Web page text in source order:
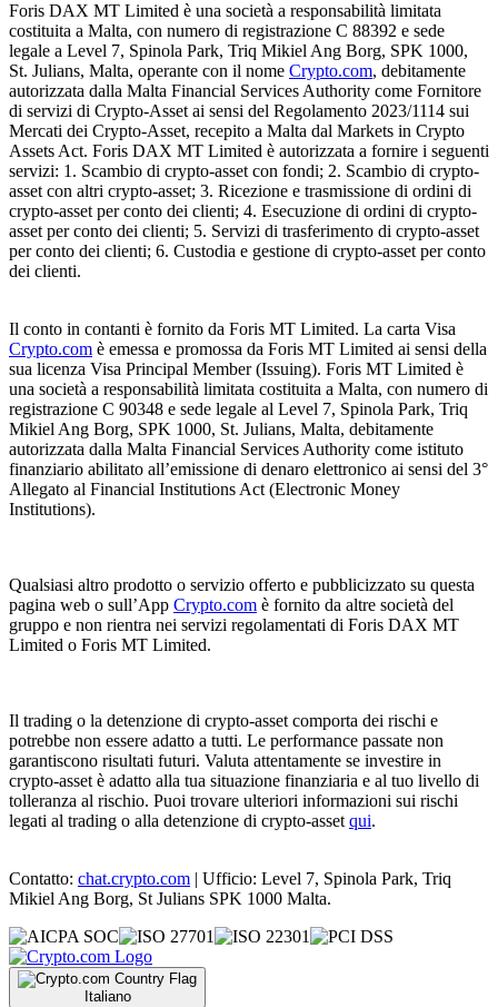
Foris DAX MT Limited è una società a responsabilità limitata
costituita a Malta, con numero di registrazione C 88392 e sede
legale a Level 7, Spinola Park, Triq Mikiel Ang Borg, SPK 1000,
St. Julians, Malta, operante con il nome Crypto.com, debitamente
autorizzata dalla Malta Financial Services Authority come Fornitore
di servizi di Crypto-Asset ai sensi del Regolamento 2023/1114 sui
Mercati dei Crypto-Asset, recepito a Malta dal Markets in Crypto
Assets Act. Foris DAX MT Limited è autorizzata a fornire i seguenti
servizi: 1. Scambio di crypto-asset con fondi; 2. Scambio di crypto-
asset con altri crypto-asset; 3. Ricezione e trasmissione di ordini di
crypto-asset per conto dei clienti; 4. Esecuzione di ordini di crypto-
asset per conto dei clienti; 5. Servizi di trasferimento di crypto-asset
per conto dei clienti; 6. Custodia e gestione di crypto-asset per conto
dei clienti.
Il conto in contanti è fornito da Foris MT Limited. La carta Visa
Crypto.com è emessa e promossa da Foris MT Limited ai sensi della
sua licenza Visa Principal Member (Issuing). Foris MT Limited è
una società a responsabilità limitata costituita a Malta, con numero di
registrazione C 90348 e sede legale al Level 7, Spinola Park, Triq
Mikiel Ang Borg, SPK 1000, St. Julians, Malta, debitamente
autorizzata dalla Malta Financial Services Authority come istituto
finanziario abilitato all’emissione di denaro elettronico ai sensi del 3°
Allegato al Financial Institutions Act (Electronic Money
Institutions).
Qualsiasi altro prodotto o servizio offerto e pubblicizzato su questa
pagina web o sull’App Crypto.com è fornito da altre società del
gruppo e non rientra nei servizi regolamentati di Foris DAX MT
Limited o Foris MT Limited.
Il trading o la detenzione di crypto-asset comporta dei rischi e
potrebbe non essere adatto a tutti. Le performance passate non
garantiscono risultati futuri. Valuta attentamente se investire in
crypto-asset è adatto alla tua situazione finanziaria e al tuo livello di
tolleranza al rischio. Puoi trovare ulteriori informazioni sui rischi
legati al trading o alla detenzione di crypto-asset qui.
Contatto: chat.crypto.com | Ufficio: Level 7, Spinola Park, Triq
Mikiel Ang Borg, St Julians SPK 1000 Malta.
Italiano